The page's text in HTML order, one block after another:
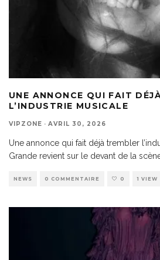
UNE ANNONCE QUI FAIT
L’INDUSTRIE MUSICALE
VIPZONE · AVRIL 30, 2026
Une annonce qui fait déjà trembler
Grande revient sur le devant de la
NEWS 0 COMMENTAIRE 0 1 VIEW